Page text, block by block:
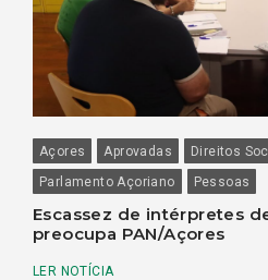
Açores Aprovadas Direitos
Parlamento Açoriano
Pessoas
Escassez de intérpretes
preocupa PAN/Açores
LER NOTÍCIA